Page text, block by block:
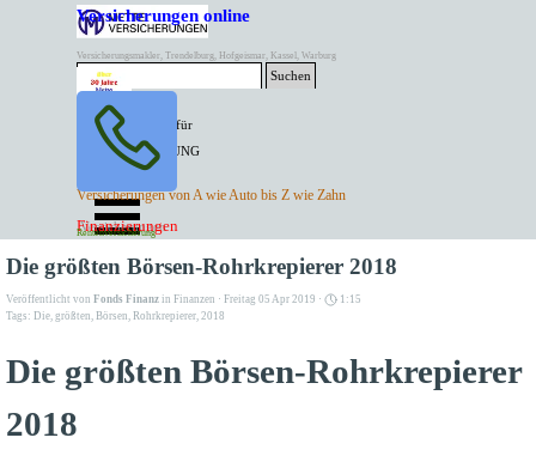
Direkt zum Seiteninhalt
Versicherungen online
Versicherungsmakler, Trendelburg, Hofgeismar, Kassel, Warburg
BESTER PREIS für
SPITZEN LEISTUNG
ANGEBOTE
Versicherungen von A wie Auto bis Z wie Zahn
Kontakt Tel. 05671/7799991
Mette Versicherungen
Suchen
Versicherungen
Finanzierungen
Rentenversicherung
Menü überspringen
Die größten Börsen-Rohrkrepierer 2018
Veröffentlicht von Fonds Finanz in Finanzen · Freitag 05 Apr 2019 ·
1:15
Tags: Die, größten, Börsen, Rohrkrepierer, 2018
Die größten Börsen-Rohrkrepierer
2018